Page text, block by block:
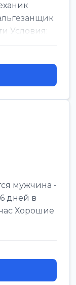
Условия:
мужчина -
дней в
Хорошие